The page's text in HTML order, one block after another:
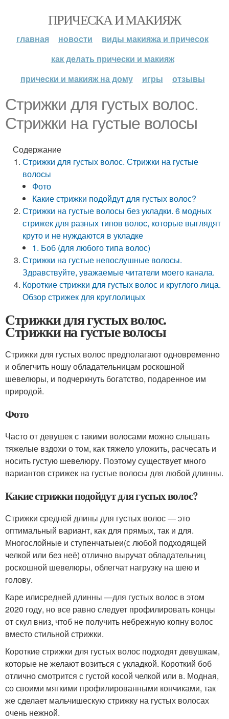
ПРИЧЕСКА И МАКИЯЖ
главная новости
виды макияжа и причесок
как делать прически и макияж
прически и макияж на дому
игры отзывы
Стрижки для густых волос.
Стрижки на густые волосы
Содержание
Стрижки для густых волос. Стрижки на густые
волосы
Фото
Какие стрижки подойдут для густых волос?
Стрижки на густые волосы без укладки. 6 модных
стрижек для разных типов волос, которые выглядят
круто и не нуждаются в укладке
1. Боб (для любого типа волос)
Стрижки на густые непослушные волосы.
Здравствуйте, уважаемые читатели моего канала.
Короткие стрижки для густых волос и круглого лица.
Обзор стрижек для круглолицых
Стрижки для густых волос.
Стрижки на густые волосы
Стрижки для густых волос предполагают одновременно
и облегчить ношу обладательницам роскошной
шевелюры, и подчеркнуть богатство, подаренное им
природой.
Фото
Часто от девушек с такими волосами можно слышать
тяжелые вздохи о том, как тяжело уложить, расчесать и
носить густую шевелюру. Поэтому существует много
вариантов стрижек на густые волосы для любой длинны.
Какие стрижки подойдут для густых волос?
Стрижки средней длины для густых волос — это
оптимальный вариант, как для прямых, так и для.
Многослойные и ступенчатыеи(с любой подходящей
челкой или без неё) отлично выручат обладательниц
роскошной шевелюры, облегчат нагрузку на шею и
голову.
Каре илисредней длинны —для густых волос в этом
2020 году, но все равно следует профилировать концы
от скул вниз, чтоб не получить небрежную копну волос
вместо стильной стрижки.
Короткие стрижки для густых волос подходят девушкам,
которые не желают возиться с укладкой. Короткий боб
отлично смотрится с густой косой челкой или в. Модная,
со своими мягкими профилированными кончиками, так
же сделает мальчишескую стрижку на густых волосах
очень нежной.